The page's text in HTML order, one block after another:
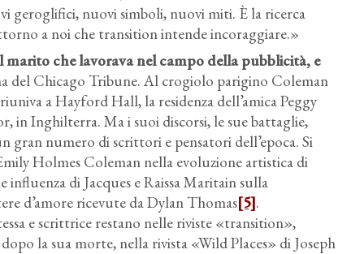
geroglifici, nuovi simboli, nuovi miti. È la ricerca
a noi che transition intende incoraggiare.»
marito che lavorava nel campo della pubblicità, e
del Chicago Tribune. Al crogiolo parigino Coleman
a Hayford Hall, la residenza dell’amica Peggy
in Inghilterra. Ma i suoi discorsi, le sue battaglie,
numero di scrittori e pensatori dell’epoca. Si
Holmes Coleman nella evoluzione artistica di
di Jacques e Raissa Maritain sulla
d’amore ricevute da Dylan Thomas[5].
e scrittrice restano nelle riviste «transition»,
la sua morte, nella rivista «Wild Places» di Joseph